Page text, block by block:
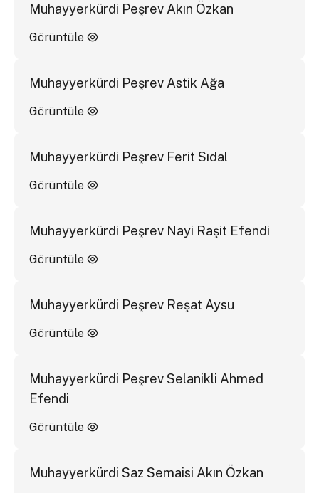
Muhayyerkürdi Peşrev Akın Özkan
Görüntüle
Muhayyerkürdi Peşrev Astik Ağa
Görüntüle
Muhayyerkürdi Peşrev Ferit Sıdal
Görüntüle
Muhayyerkürdi Peşrev Nayi Raşit Efendi
Görüntüle
Muhayyerkürdi Peşrev Reşat Aysu
Görüntüle
Muhayyerkürdi Peşrev Selanikli Ahmed
Efendi
Görüntüle
Muhayyerkürdi Saz Semaisi Akın Özkan